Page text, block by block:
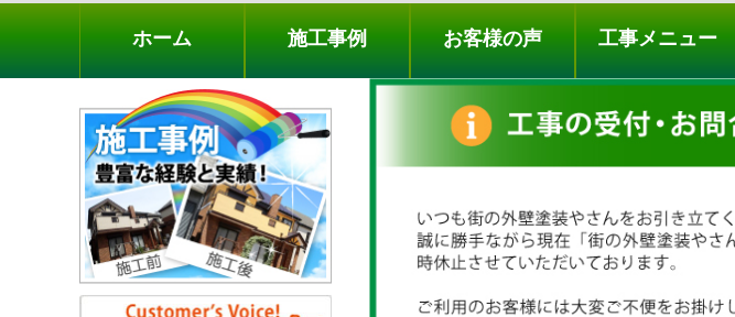
料金プラン
ホーム 施工事例 お客様の声 工事メニュー